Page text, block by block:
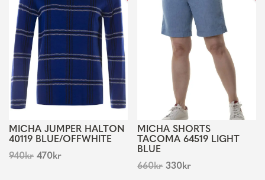
MICHA JUMPER HALTON
40119 BLUE/OFFWHITE
940kr 470kr
MICHA SHORTS
TACOMA 64519 LIGHT
BLUE
660kr 330kr